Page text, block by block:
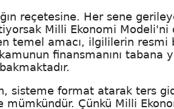
reçetesine. Her sene
Milli Ekonomi
temel amacı, ilgililerin resmi
kamunun finansmanını
sisteme format atarak ters
mümkündür. Çünkü Milli